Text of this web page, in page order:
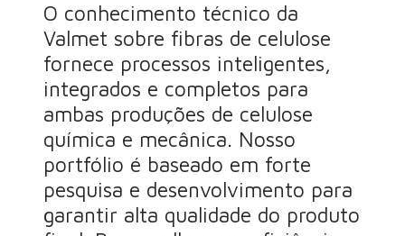
O conhecimento técnico da
Valmet sobre fibras de celulose
fornece processos inteligentes,
integrados e completos para
ambas produções de celulose
química e mecânica. Nosso
portfólio é baseado em forte
pesquisa e desenvolvimento para
garantir alta qualidade do produto